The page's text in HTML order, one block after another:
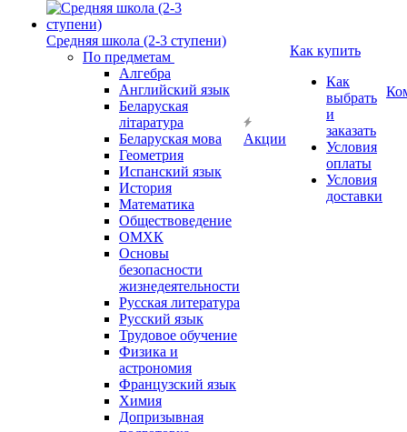
Средняя школа (2-3 ступени)
По предметам
Алгебра
Английский язык
Беларуская
літаратура
Беларуская мова
Геометрия
Испанский язык
История
Математика
Обществоведение
ОМХК
Основы
безопасности
жизнедеятельности
Русская литература
Русский язык
Трудовое обучение
Физика и
астрономия
Французский язык
Химия
Допризывная
Акции
Как купить
Как
выбрать
и
заказать
Условия
оплаты
Условия
доставки